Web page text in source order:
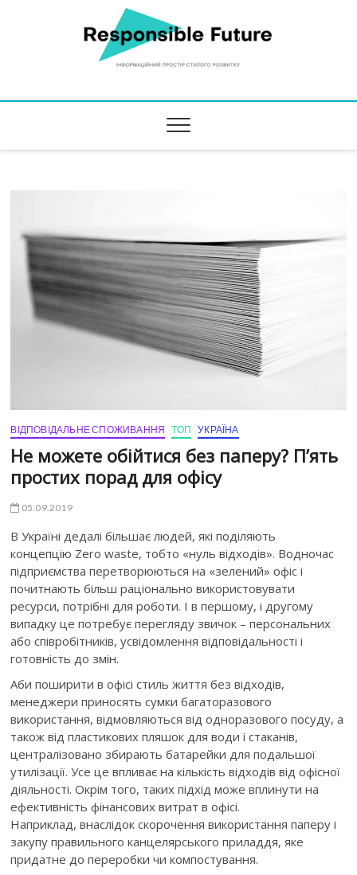
Responsible Future
ВІДПОВІДАЛЬНЕ СПОЖИВАННЯ ТОП УКРАЇНА
Не можете обійтися без паперу? П’ять
простих порад для офісу
05.09.2019
В Україні дедалі більшає людей, які поділяють
концепцію Zero waste, тобто «нуль відходів». Водночас
підприємства перетворюються на «зелений» офіс і
почитнають більш раціонально використовувати
ресурси, потрібні для роботи. І в першому, і другому
випадку це потребує перегляду звичок – персональних
або співробітників, усвідомлення відповідальності і
готовність до змін.
Аби поширити в офісі стиль життя без відходів,
менеджери приносять сумки багаторазового
використання, відмовляються від одноразового посуду, а
також від пластикових пляшок для води і стаканів,
централізовано збирають батарейки для подальшої
утилізації. Усе це впливає на кількість відходів від офісної
діяльності. Окрім того, таких підхід може вплинути на
ефективність фінансових витрат в офісі.
Наприклад, внаслідок скорочення використання паперу і
закупу правильного канцелярського приладдя, яке
придатне до переробки чи компостування.